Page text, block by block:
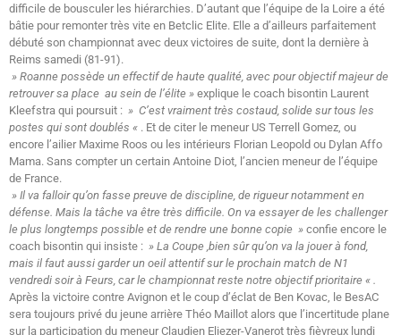
difficile de bousculer les hiérarchies. D’autant que l’équipe de la Loire a été
bâtie pour remonter très vite en Betclic Elite. Elle a d’ailleurs parfaitement
débuté son championnat avec deux victoires de suite, dont la dernière à
Reims samedi (81-91).
» Roanne possède un effectif de haute qualité, avec pour objectif majeur de
retrouver sa place au sein de l’élite » explique le coach bisontin Laurent
Kleefstra qui poursuit : » C’est vraiment très costaud, solide sur tous les
postes qui sont doublés « . Et de citer le meneur US Terrell Gomez, ou
encore l’ailier Maxime Roos ou les intérieurs Florian Leopold ou Dylan Affo
Mama. Sans compter un certain Antoine Diot, l’ancien meneur de l’équipe
de France.
» Il va falloir qu’on fasse preuve de discipline, de rigueur notamment en
défense. Mais la tâche va être très difficile. On va essayer de les challenger
le plus longtemps possible et de rendre une bonne copie » confie encore le
coach bisontin qui insiste : » La Coupe ,bien sûr qu’on va la jouer à fond,
mais il faut aussi garder un oeil attentif sur le prochain match de N1
vendredi soir à Feurs, car le championnat reste notre objectif prioritaire « .
Après la victoire contre Avignon et le coup d’éclat de Ben Kovac, le BesAC
sera toujours privé du jeune arrière Théo Maillot alors que l’incertitude plane
sur la participation du meneur Claudien Eliezer-Vanerot très fièvreux lundi